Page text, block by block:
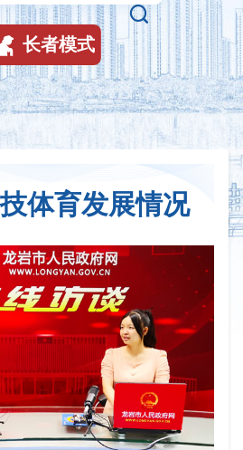

长者模式
体育发展情况